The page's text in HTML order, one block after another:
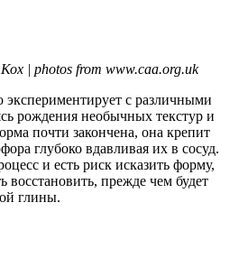
| photos from www.caa.org.uk
экспериментирует с различными
рождения необычных текстур и
почти закончена, она крепит
глубоко вдавливая их в сосуд.
и есть риск исказить форму,
восстановить, прежде чем будет
глины.